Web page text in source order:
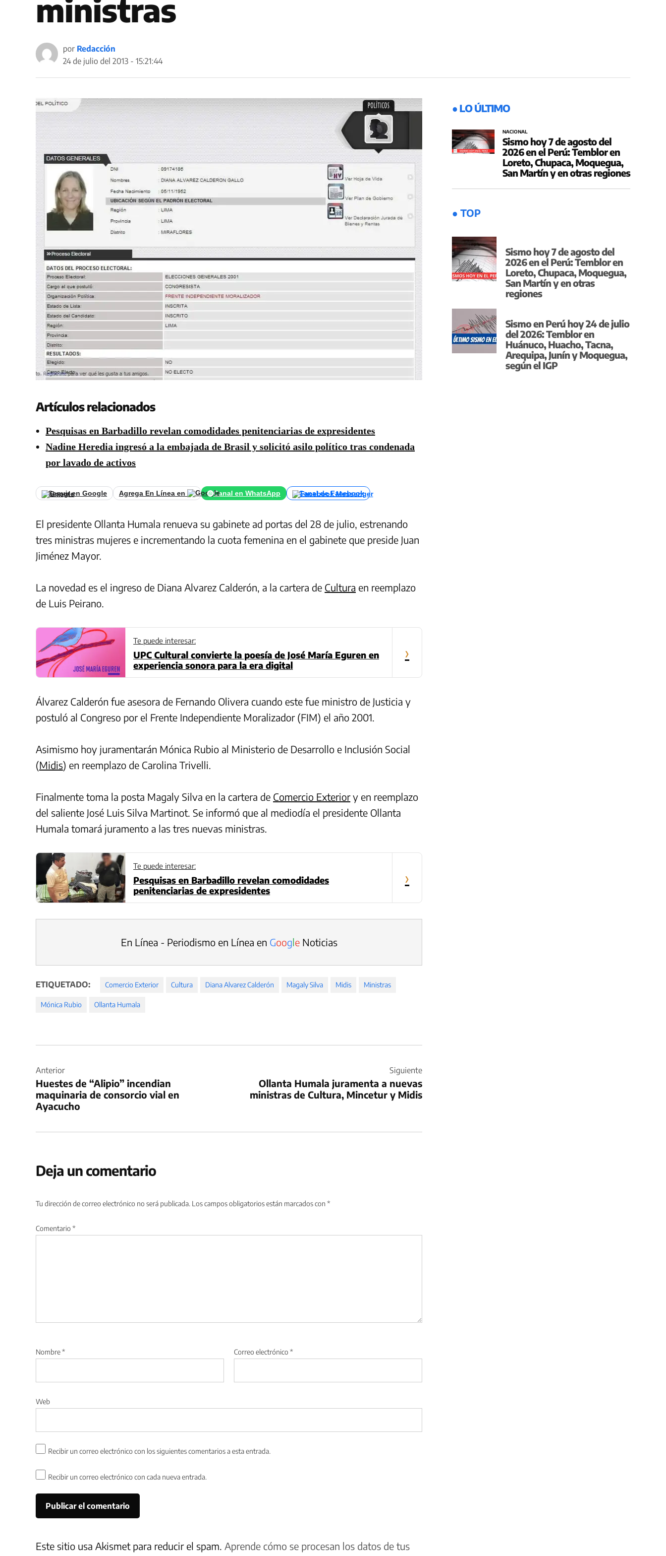
ministras
por Redacción
24 de julio del 2013 - 15:21:44
Artículos relacionados
Pesquisas en Barbadillo revelan comodidades penitenciarias de expresidentes
Nadine Heredia ingresó a la embajada de Brasil y solicitó asilo político tras condenada
por lavado de activos
Seguir en Google Agrega En Línea en Canal en WhatsApp Canal de Facebook
El presidente Ollanta Humala renueva su gabinete ad portas del 28 de julio, estrenando
tres ministras mujeres e incrementando la cuota femenina en el gabinete que preside Juan
Jiménez Mayor.
La novedad es el ingreso de Diana Alvarez Calderón, a la cartera de Cultura en reemplazo
de Luis Peirano.
Te puede interesar:
UPC Cultural convierte la poesía de José María Eguren en
experiencia sonora para la era digital
›
Álvarez Calderón fue asesora de Fernando Olivera cuando este fue ministro de Justicia y
postuló al Congreso por el Frente Independiente Moralizador (FIM) el año 2001.
Asimismo hoy juramentarán Mónica Rubio al Ministerio de Desarrollo e Inclusión Social
(Midis) en reemplazo de Carolina Trivelli.
Finalmente toma la posta Magaly Silva en la cartera de Comercio Exteriory en reemplazo
del saliente José Luis Silva Martinot. Se informó que al mediodía el presidente Ollanta
Humala tomará juramento a las tres nuevas ministras.
Te puede interesar:
Pesquisas en Barbadillo revelan comodidades
penitenciarias de expresidentes
›
En Línea - Periodismo en Línea en GoogleNoticias
ETIQUETADO: Comercio Exterior Cultura Diana Alvarez Calderón Magaly Silva Midis Ministras
Mónica Rubio Ollanta Humala
de
entradas
Anterior
Huestes de “Alipio” incendian
maquinaria de consorcio vial en
Ayacucho
Siguiente
Ollanta Humala juramenta a nuevas
ministras de Cultura, Mincetur y Midis
Deja un comentario
Tu dirección de correo electrónico no será publicada. Los campos obligatorios están marcados con *
Comentario *
Nombre* Correo electrónico *
Web
Recibir un correo electrónico con los siguientes comentarios a esta entrada.
Recibir un correo electrónico con cada nueva entrada.
Este sitio usa Akismet para reducir el spam. Aprende cómo se procesan los datos de tus
● LO ÚLTIMO
NACIONAL
Sismo hoy 7 de agosto del
2026 en el Perú: Temblor en
Loreto, Chupaca, Moquegua,
San Martín y en otras regiones
● TOP
Sismo hoy 7 de agosto del
2026 en el Perú: Temblor en
Loreto, Chupaca, Moquegua,
San Martín y en otras
regiones
Sismo en Perú hoy 24 de julio
del 2026: Temblor en
Huánuco, Huacho, Tacna,
Arequipa, Junín y Moquegua,
según el IGP